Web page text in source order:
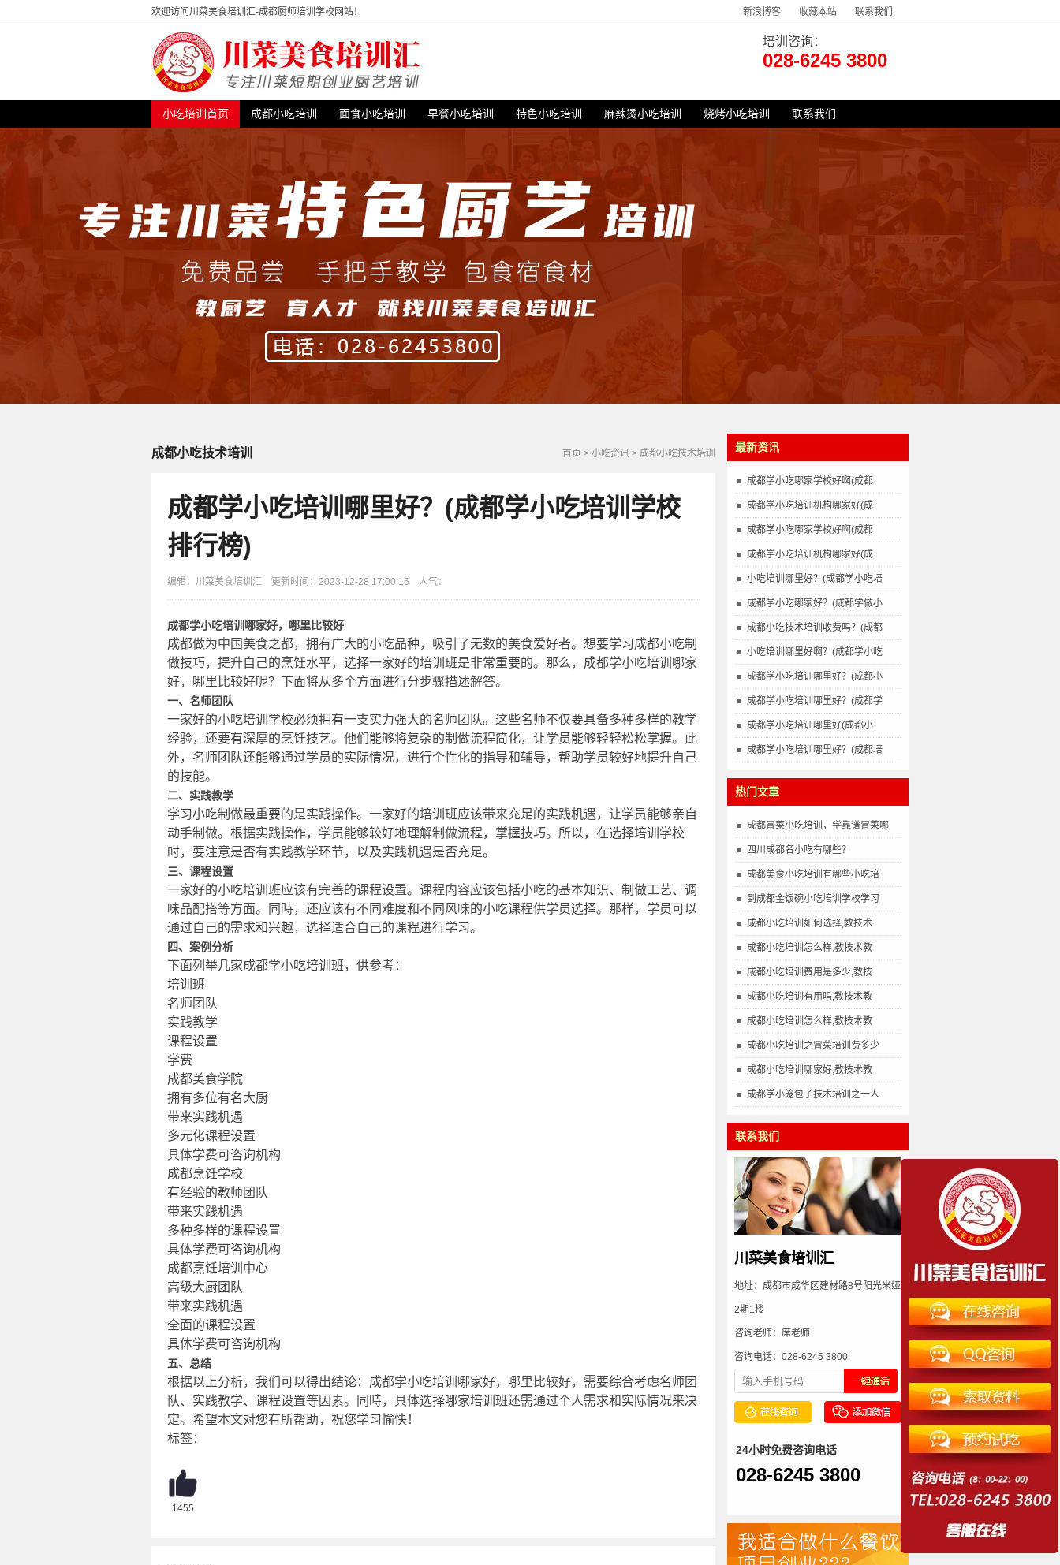
新浪博客 收藏本站 联系我们
欢迎访问川菜美食培训汇-成都厨师培训学校网站！
培训咨询：
028-6245 3800
小吃培训首页 成都小吃培训 面食小吃培训 早餐小吃培训 特色小吃培训 麻辣烫小吃培训 烧烤小吃培训 联系我们
最新资讯
成都学小吃哪家学校好啊(成都
成都学小吃培训机构哪家好(成
成都学小吃哪家学校好啊(成都
成都学小吃培训机构哪家好(成
小吃培训哪里好？(成都学小吃培
成都学小吃哪家好？(成都学做小
成都小吃技术培训收费吗？(成都
小吃培训哪里好啊？(成都学小吃
成都学小吃培训哪里好？(成都小
成都学小吃培训哪里好？(成都学
成都学小吃培训哪里好(成都小
成都学小吃培训哪里好？(成都培
热门文章
成都冒菜小吃培训，学靠谱冒菜哪
四川成都名小吃有哪些？
成都美食小吃培训有哪些小吃培
到成都金饭碗小吃培训学校学习
成都小吃培训如何选择,教技术
成都小吃培训怎么样,教技术教
成都小吃培训费用是多少,教技
成都小吃培训有用吗,教技术教
成都小吃培训怎么样,教技术教
成都小吃培训之冒菜培训费多少
成都小吃培训哪家好,教技术教
成都学小笼包子技术培训之一人
联系我们
川菜美食培训汇
地址：成都市成华区建材路8号阳光米娅
2期1楼
咨询老师：席老师
咨询电话：028-6245 3800
24小时免费咨询电话
028-6245 3800
首页 > 小吃资讯 > 成都小吃技术培训
成都小吃技术培训
成都学小吃培训哪里好？(成都学小吃培训学校
排行榜)
编辑：川菜美食培训汇 更新时间：2023-12-28 17:00:16 人气：
成都学小吃培训哪家好，哪里比较好
成都做为中国美食之都，拥有广大的小吃品种，吸引了无数的美食爱好者。想要学习成都小吃制
做技巧，提升自己的烹饪水平，选择一家好的培训班是非常重要的。那么，成都学小吃培训哪家
好，哪里比较好呢？下面将从多个方面进行分步骤描述解答。
一、名师团队
一家好的小吃培训学校必须拥有一支实力强大的名师团队。这些名师不仅要具备多种多样的教学
经验，还要有深厚的烹饪技艺。他们能够将复杂的制做流程简化，让学员能够轻轻松松掌握。此
外，名师团队还能够通过学员的实际情况，进行个性化的指导和辅导，帮助学员较好地提升自己
的技能。
二、实践教学
学习小吃制做最重要的是实践操作。一家好的培训班应该带来充足的实践机遇，让学员能够亲自
动手制做。根据实践操作，学员能够较好地理解制做流程，掌握技巧。所以，在选择培训学校
时，要注意是否有实践教学环节，以及实践机遇是否充足。
三、课程设置
一家好的小吃培训班应该有完善的课程设置。课程内容应该包括小吃的基本知识、制做工艺、调
味品配搭等方面。同時，还应该有不同难度和不同风味的小吃课程供学员选择。那样，学员可以
通过自己的需求和兴趣，选择适合自己的课程进行学习。
四、案例分析
下面列举几家成都学小吃培训班，供参考：
培训班
名师团队
实践教学
课程设置
学费
成都美食学院
拥有多位有名大厨
带来实践机遇
多元化课程设置
具体学费可咨询机构
成都烹饪学校
有经验的教师团队
带来实践机遇
多种多样的课程设置
具体学费可咨询机构
成都烹饪培训中心
高级大厨团队
带来实践机遇
全面的课程设置
具体学费可咨询机构
五、总结
根据以上分析，我们可以得出结论：成都学小吃培训哪家好，哪里比较好，需要综合考虑名师团
队、实践教学、课程设置等因素。同時，具体选择哪家培训班还需通过个人需求和实际情况来决
定。希望本文对您有所帮助，祝您学习愉快！
标签：
1455